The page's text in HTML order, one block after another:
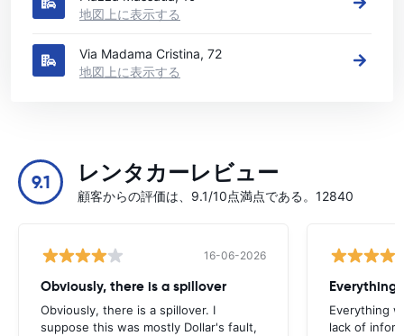
地図上に表示する
Via Madama Cristina, 72
地図上に表示する
9.1 レンタカーレビュー
顧客からの評価は、9.1/10点満点である。12840
16-06-2026
Obviously, there is a spillover
Obviously, there is a spillover. I
suppose this was mostly Dollar's fault,
Everything
Everything
lack of